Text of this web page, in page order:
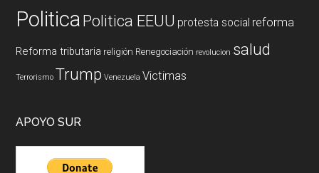
PoliticaPolitica EEUU protesta social reforma
Reforma tributaria religión Renegociación revolucion salud
Terrorismo Trump Venezuela Victimas
APOYO SUR